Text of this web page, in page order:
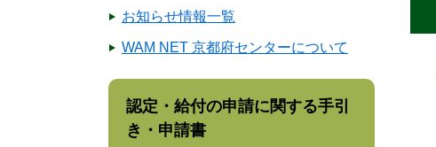
お知らせ情報一覧
WAM NET 京都府センターについて
認定・給付の申請に関する手引
き・申請書